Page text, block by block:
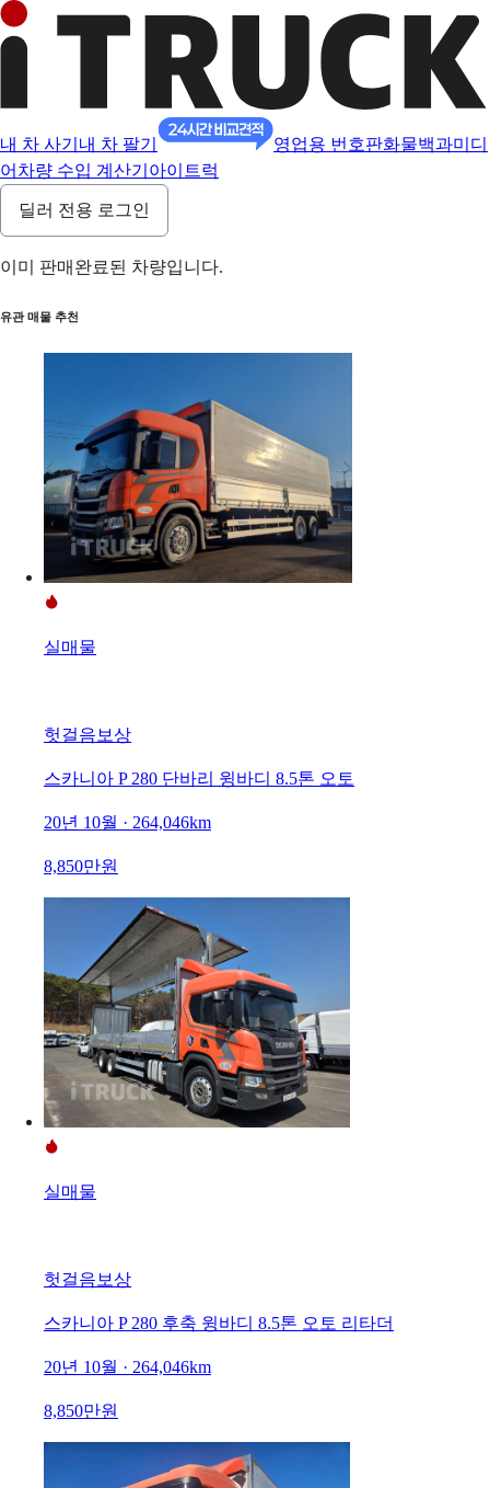
내 차 사기 내 차 팔기 영업용 번호판화물백과미디
어 차량 수입 계산기 아이트럭
딜러 전용 로그인
이미 판매완료된 차량입니다.
유관 매물 추천
실매물
헛걸음보상
스카니아 P 280 단바리 윙바디 8.5톤 오토
20년 10월 · 264,046km
8,850만원
실매물
헛걸음보상
스카니아 P 280 후축 윙바디 8.5톤 오토 리타더
20년 10월 · 264,046km
8,850만원